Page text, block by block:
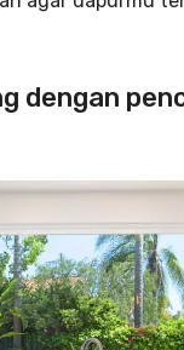
dengan